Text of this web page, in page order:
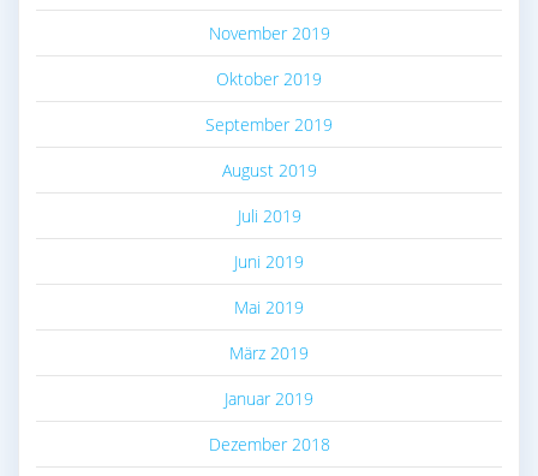
November 2019
Oktober 2019
September 2019
August 2019
Juli 2019
Juni 2019
Mai 2019
März 2019
Januar 2019
Dezember 2018